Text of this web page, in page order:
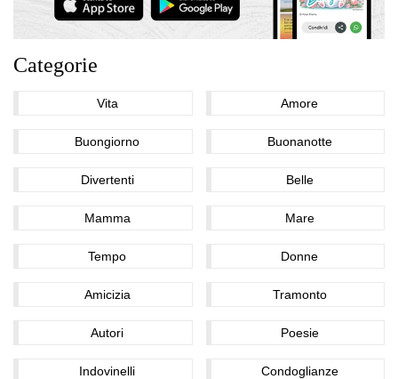
Categorie
Vita Amore
Buongiorno Buonanotte
Divertenti Belle
Mamma Mare
Tempo Donne
Amicizia Tramonto
Autori Poesie
Indovinelli Condoglianze